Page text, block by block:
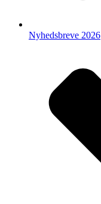
Nyhedsbreve 2026